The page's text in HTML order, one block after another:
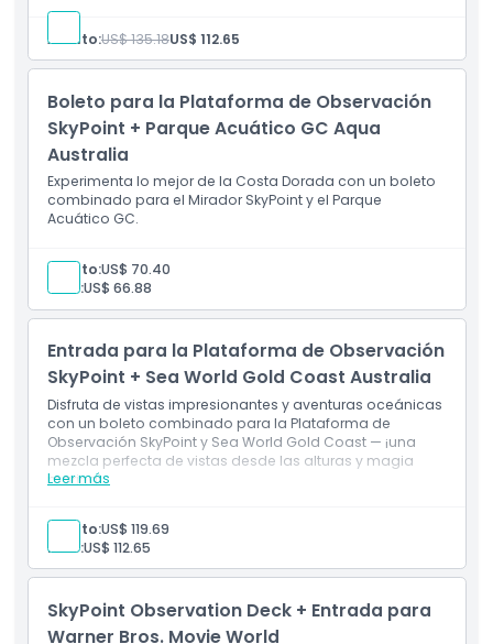
lancha a motor.
Entrada a Dreamworld Gold Coast
Acceso a las atracciones, juegos y experiencias con
Entrada a la plataforma de observación SkyPoint
Vistas panorámicas de 360 grados desde SkyPoint
sobre Surfers Paradise
Paseo en lancha a motor de 40 minutos
Giros a alta velocidad, deslizamientos y maniobras
emocionantes en las vías fluviales de Gold Coast
Vistas escénicas de la costa y el horizonte durante la
cualesquiera dentro de los siete días posteriores a
la primera visita
Fecha y horario reservado para el paseo en lancha
Adulto:US$ 135.18US$ 112.65
Boleto para la Plataforma de Observación
SkyPoint + Parque Acuático GC Aqua
Australia
Experimenta lo mejor de la Costa Dorada con un boleto
combinado para el Mirador SkyPoint y el Parque
Acuático GC.
Adulto:US$ 70.40
Niño:US$ 66.88
Entrada para la Plataforma de Observación
SkyPoint + Sea World Gold Coast Australia
Disfruta de vistas impresionantes y aventuras oceánicas
con un boleto combinado para la Plataforma de
Observación SkyPoint y Sea World Gold Coast — ¡una
mezcla perfecta de vistas desde las alturas y magia
marina!
Leer más
Adulto:US$ 119.69
Niño:US$ 112.65
SkyPoint Observation Deck + Entrada para
Warner Bros. Movie World